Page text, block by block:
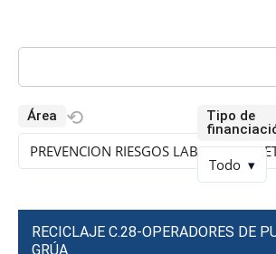
Área ⟲
PREVENCION RIESGOS LABORALES
Tipo de
Todo ▾
RECICLAJE C.28-OPERADORES DE
GRÚA